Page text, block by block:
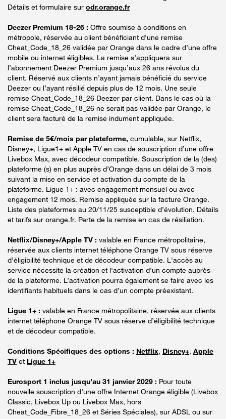
Détails et formulaire sur odr.orange.fr
Deezer Premium 18-26 : Offre soumise à conditions en
métropole, réservée au client bénéficiant d’une remise
Cheat_Code_18_26 validée par Orange dans le cadre d’une offre
mobile ou internet éligibles. La remise s’appliquera sur
l’abonnement Deezer Premium jusqu’aux 26 ans révolus du
client. Réservé aux clients n’ayant jamais bénéficié du service
Deezer ou l’ayant résilié depuis plus de 12 mois. Une seule
remise Cheat_Code_18_26 Deezer par client. Dans le cas où la
remise Cheat_Code_18_26 ne serait pas validée par Orange, le
client sera facturé de la remise indument appliquée.
Remise de 5€/mois par plateforme, cumulable, sur Netflix,
Disney+, Ligue1+ et Apple TV en cas de souscription d’une offre
Livebox Max, avec décodeur compatible. Souscription de la (des)
plateforme (s) en plus auprès d’Orange dans un délai de 3 mois
suivant la mise en service et activation du compte de la
plateforme. Ligue 1+ : avec engagement mensuel ou avec
engagement 12 mois. Remise appliquée sur la facture Orange.
Liste des plateformes au 20/11/25 susceptible d’évolution. Détails
et tarifs sur orange.fr. Perte de la remise en cas de résiliation.
Netflix/Disney+/Apple TV : valable en France métropolitaine,
réservée aux clients internet téléphone Orange TV sous réserve
d’éligibilité technique et de décodeur compatible. L'accès au
service nécessite la création et l'activation d'un compte auprès
de la plateforme. L’activation pourra également se faire avec les
identifiants habituels dans le cas d’un compte préexistant.
Ligue 1+ : valable en France métropolitaine, réservée aux clients
internet téléphone Orange TV sous réserve d’éligibilité technique
et de décodeur compatible.
Conditions Spécifiques des options : Netflix, Disney+, Apple
TV et Ligue 1+
Eurosport 1 inclus jusqu’au 31 janvier 2029 : Pour toute
nouvelle souscription d’une offre Internet Orange éligible (Livebox
Classic, Livebox Up ou Livebox Max, hors
Cheat_Code_Fibre_18_26 et Séries Spéciales), sur ADSL ou sur